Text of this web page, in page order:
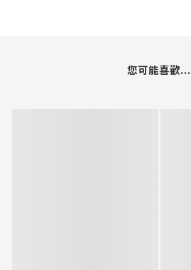
您可能喜歡...